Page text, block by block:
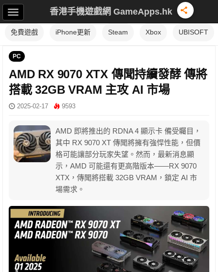
香港手機遊戲網 GameApps.hk
免費遊戲 iPhone更新 Steam Xbox UBISOFT
PC
AMD RX 9070 XTX 傳聞持續發酵 傳將
搭載 32GB VRAM 主攻 AI 市場
2025-02-17 9593
AMD 即將推出的 RDNA 4 顯示卡 備受矚目，
其中 RX 9070 XT 傳聞將擁有強悍性能，但價
格可能讓部分玩家失望。然而，最新消息顯
示，AMD 可能還有更高階版本——RX 9070
XTX，傳聞將搭載 32GB VRAM，鎖定 AI 市
場需求。